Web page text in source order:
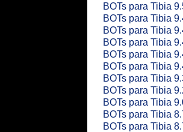
BOTs para Tibia
BOTs para Tibia
BOTs para Tibia
BOTs para Tibia
BOTs para Tibia
BOTs para Tibia
BOTs para Tibia
BOTs para Tibia
BOTs para Tibia
BOTs para Tibia
BOTs para Tibia